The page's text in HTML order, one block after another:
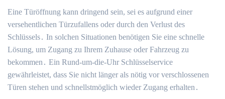
Eine Türöffnung kann dringend sein, sei es aufgrund einer
versehentlichen Türzufallens oder durch den Verlust des
Schlüssels․ In solchen Situationen benötigen Sie eine schnelle
Lösung, um Zugang zu Ihrem Zuhause oder Fahrzeug zu
bekommen․ Ein Rund-um-die-Uhr Schlüsselservice
gewährleistet, dass Sie nicht länger als nötig vor verschlossenen
Türen stehen und schnellstmöglich wieder Zugang erhalten․